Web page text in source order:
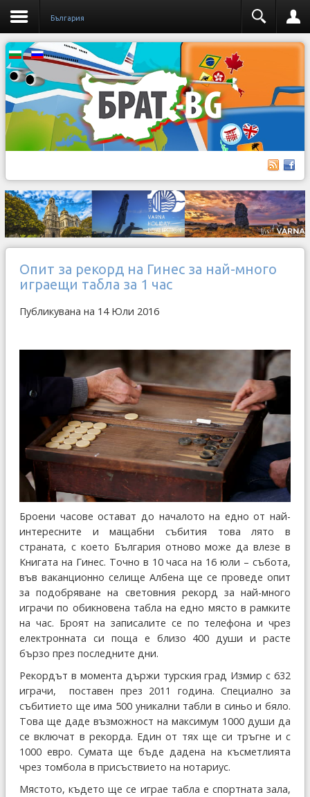
България
Опит за рекорд на Гинес за най-много
играещи табла за 1 час
Публикувана на 14 Юли 2016
Броени часове остават до началото на едно от най-
интересните и мащабни събития това лято в
страната, с което България отново може да влезе в
Книгата на Гинес. Точно в 10 часа на 16 юли – събота,
във ваканционно селище Албена ще се проведе опит
за подобряване на световния рекорд за най-много
играчи по обикновена табла на едно място в рамките
на час. Броят на записалите се по телефона и чрез
електронната си поща е близо 400 души и расте
бързо през последните дни.
Рекордът в момента държи турския град Измир с 632
играчи, поставен през 2011 година. Специално за
събитието ще има 500 уникални табли в синьо и бяло.
Това ще даде възможност на максимум 1000 души да
се включат в рекорда. Един от тях ще си тръгне и с
1000 евро. Сумата ще бъде дадена на късметлията
чрез томбола в присъствието на нотариус.
Мястото, където ще се играе табла е спортната зала,